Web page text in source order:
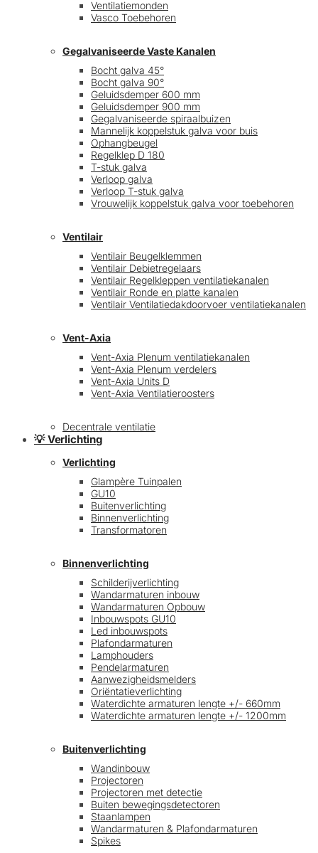
Ventilatiemonden
Vasco Toebehoren
Gegalvaniseerde Vaste Kanalen
Bocht galva 45°
Bocht galva 90°
Geluidsdemper 600 mm
Geluidsdemper 900 mm
Gegalvaniseerde spiraalbuizen
Mannelijk koppelstuk galva voor buis
Ophangbeugel
Regelklep D 180
T-stuk galva
Verloop galva
Verloop T-stuk galva
Vrouwelijk koppelstuk galva voor toebehoren
Ventilair
Ventilair Beugelklemmen
Ventilair Debietregelaars
Ventilair Regelkleppen ventilatiekanalen
Ventilair Ronde en platte kanalen
Ventilair Ventilatiedakdoorvoer ventilatiekanalen
Vent-Axia
Vent-Axia Plenum ventilatiekanalen
Vent-Axia Plenum verdelers
Vent-Axia Units D
Vent-Axia Ventilatieroosters
Decentrale ventilatie
💡 Verlichting
Verlichting
Glampère Tuinpalen
GU10
Buitenverlichting
Binnenverlichting
Transformatoren
Binnenverlichting
Schilderijverlichting
Wandarmaturen inbouw
Wandarmaturen Opbouw
Inbouwspots GU10
Led inbouwspots
Plafondarmaturen
Lamphouders
Pendelarmaturen
Aanwezigheidsmelders
Oriëntatieverlichting
Waterdichte armaturen lengte +/- 660mm
Waterdichte armaturen lengte +/- 1200mm
Buitenverlichting
Wandinbouw
Projectoren
Projectoren met detectie
Buiten bewegingsdetectoren
Staanlampen
Wandarmaturen & Plafondarmaturen
Spikes